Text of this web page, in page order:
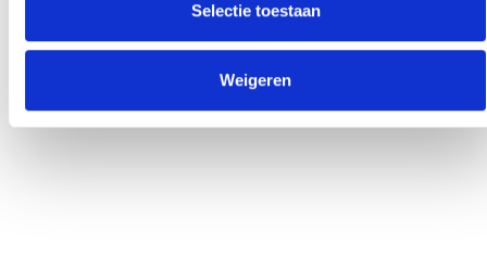
Selectie toestaan
Weigeren